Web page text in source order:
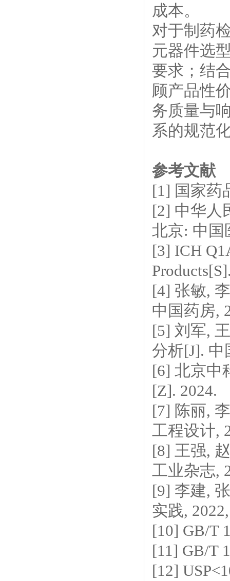
成本。
对于制药
元器件选
要求；结
顾产品性
务质量与
系的规范
参考文献
[1] 国家药
[2] 中华人
北京: 中国
[3] ICH
[4] 张敏,
中国药房,
[5] 刘军,
分析[J]. 中
[6] 北京中
[Z]. 2024.
[7] 陈丽,
工程设计,
[8] 王强,
工业杂志,
[9] 李建,
实践,
[10] GB/T
[11] GB/T
[12]